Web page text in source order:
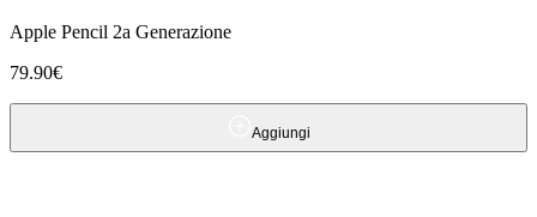
Apple Pencil 2a Generazione
79.90€
Aggiungi